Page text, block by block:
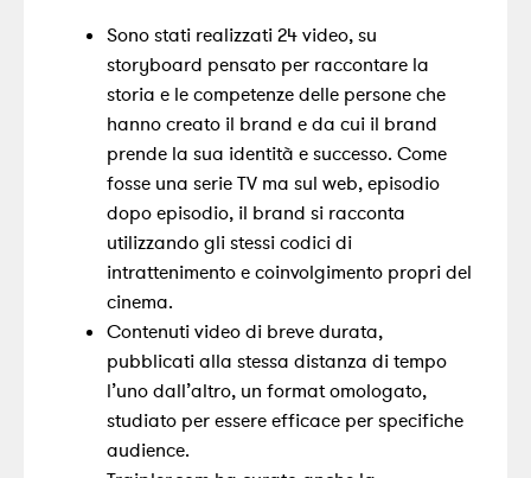
Sono stati realizzati 24 video, su
storyboard pensato per raccontare la
storia e le competenze delle persone che
hanno creato il brand e da cui il brand
prende la sua identità e successo. Come
fosse una serie TV ma sul web, episodio
dopo episodio, il brand si racconta
utilizzando gli stessi codici di
intrattenimento e coinvolgimento propri del
cinema.
Contenuti video di breve durata,
pubblicati alla stessa distanza di tempo
l’uno dall’altro, un format omologato,
studiato per essere efficace per specifiche
audience.